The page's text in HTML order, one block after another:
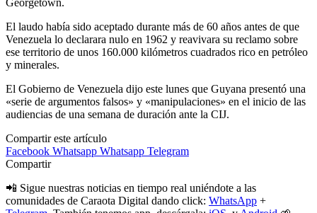
El laudo había sido aceptado durante más de 60 años antes de que
Venezuela lo declarara nulo en 1962 y reavivara su reclamo sobre
ese territorio de unos 160.000 kilómetros cuadrados rico en petróleo
y minerales.
El Gobierno de Venezuela dijo este lunes que Guyana presentó una
«serie de argumentos falsos» y «manipulaciones» en el inicio de las
audiencias de una semana de duración ante la CIJ.
Compartir este artículo
Facebook Whatsapp Whatsapp Telegram
Compartir
📲 Sigue nuestras noticias en tiempo real uniéndote a las
comunidades de Caraota Digital dando click: WhatsApp +